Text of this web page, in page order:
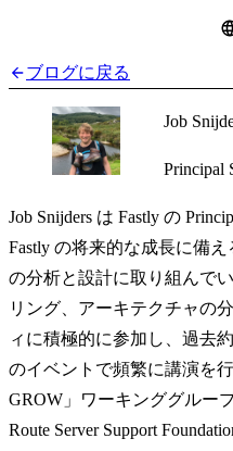
ブログに戻る
Job
Principal
Job Snijders は Fastly の
Fastly の将来的な成長に備
の分析と設計に取り組んで
リング、アーキテクチャの
ィに積極的に参加し、過去
のイベントで頻繁に講演を
GROW」ワーキンググルー
Route Server Support